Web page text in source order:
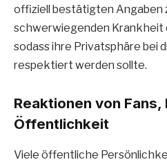
offiziell bestätigten Angaben
schwerwiegenden Krankheit
sodass ihre Privatsphäre bei
respektiert werden sollte.
Reaktionen von Fans,
Öffentlichkeit
Viele öffentliche